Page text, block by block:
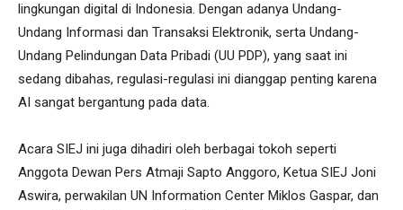
lingkungan digital di Indonesia. Dengan adanya Undang-
Undang Informasi dan Transaksi Elektronik, serta Undang-
Undang Pelindungan Data Pribadi (UU PDP), yang saat ini
sedang dibahas, regulasi-regulasi ini dianggap penting karena
AI sangat bergantung pada data.
Acara SIEJ ini juga dihadiri oleh berbagai tokoh seperti
Anggota Dewan Pers Atmaji Sapto Anggoro, Ketua SIEJ Joni
Aswira, perwakilan UN Information Center Miklos Gaspar, dan